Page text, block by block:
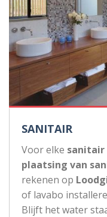
SANITAIR
Voor elke
plaatsing van
rekenen op
of lavabo
Blijft het water